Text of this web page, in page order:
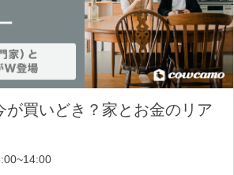
が買いどき？家とお金のリア